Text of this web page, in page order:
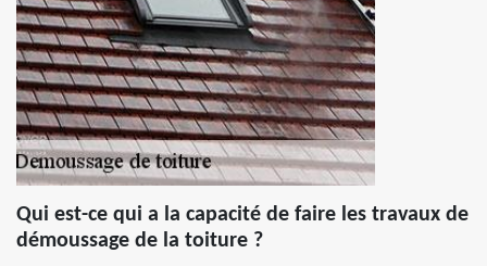
Qui est-ce qui a la capacité de faire les travaux de
démoussage de la toiture ?